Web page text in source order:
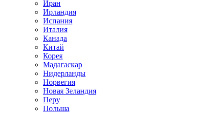
Иран
Ирландия
Испания
Италия
Канада
Китай
Корея
Мадагаскар
Нидерланды
Норвегия
Новая Зеландия
Перу
Польша